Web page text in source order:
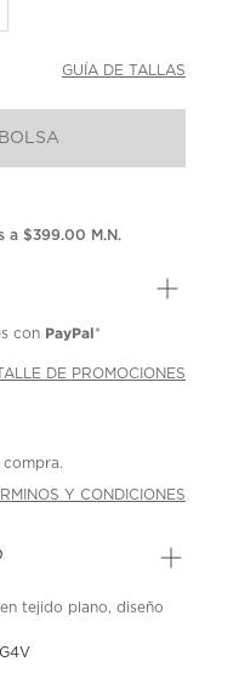
GUÍA DE TALLAS
a $399.00 M.N.
con PayPal*
DE PROMOCIONES
compra.
Y CONDICIONES
tejido plano, diseño